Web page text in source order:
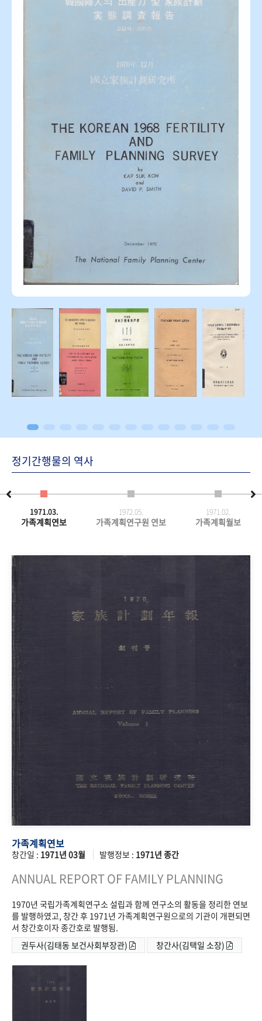
정기간행물의 역사
1971.03.
가족계획연보
1972.05.
가족계획연구원 연보
1971.02.
가족계획월보
가족계획연보
창간일 : 1971년 03월 발행정보 : 1971년 종간
ANNUAL REPORT OF FAMILY PLANNING
1970년 국립가족계획연구소 설립과 함께 연구소의 활동을 정리한 연보
를 발행하였고, 창간 후 1971년 가족계획연구원으로의 기관이 개편되면
서 창간호이자 종간호로 발행됨.
권두사(김태동 보건사회부장관)
창간사(김택일 소장)